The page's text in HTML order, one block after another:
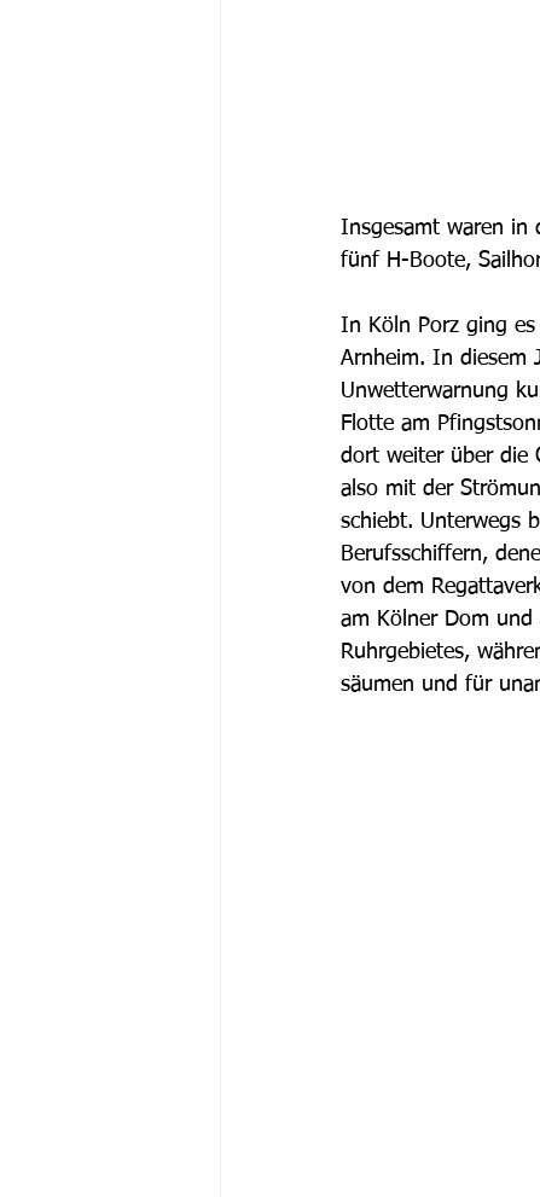
Insgesamt waren in
fünf H-Boote,
In Köln Porz ging
Arnheim. In diesem
Unwetterwarnung
Flotte am
dort weiter über die
also mit der
schiebt. Unterwegs
Berufsschiffern,
von dem
am Kölner Dom und
Ruhrgebietes,
säumen und für